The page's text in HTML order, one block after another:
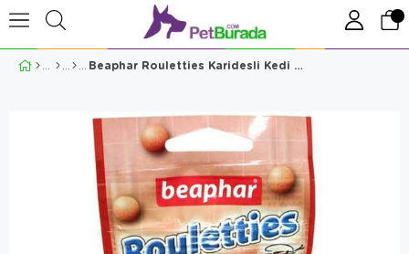
Beaphar Rouletties Karidesli Kedi Ödül Tableti 44.2 Gr